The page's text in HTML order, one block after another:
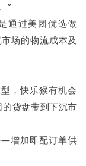
”
通过美团优选做
场的物流成本及
，快乐猴有机会
货盘带到下沉市
增加即配订单供